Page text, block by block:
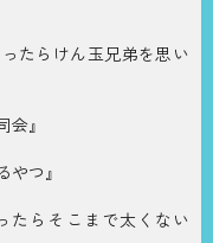
たらけん玉兄弟を思い
会』
やつ』
たらそこまで太くない